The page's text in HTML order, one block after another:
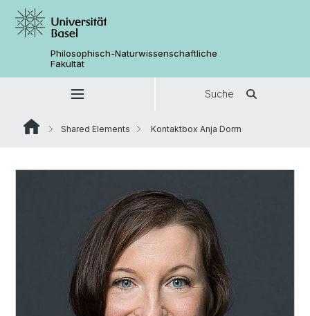
Philosophisch-Naturwissenschaftliche
Fakultät
Suche
Shared Elements Kontaktbox Anja Dorrn